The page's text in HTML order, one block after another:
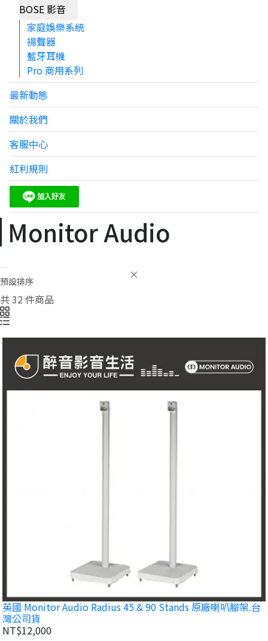
BOSE 影音
家庭娛樂系統
揚聲器
藍牙耳機
Pro 商用系列
最新動態
關於我們
客服中心
紅利規則
Monitor Audio
預設排序
共 32 件商品
英國 Monitor Audio Radius 45 & 90 Stands 原廠喇叭腳架.台
灣公司貨
NT$12,000